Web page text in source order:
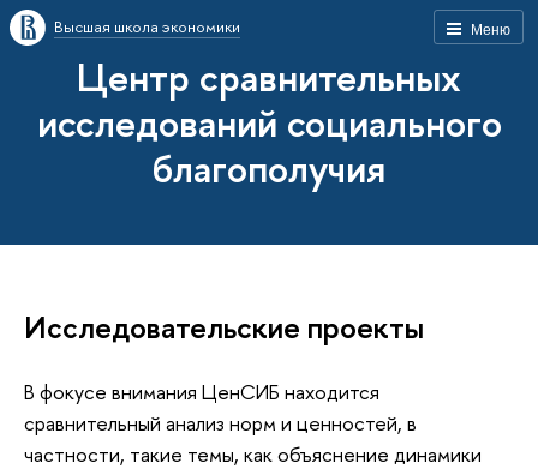
Меню
Высшая школа экономики
Центр сравнительных
исследований социального
благополучия
Исследовательские проекты
В фокусе внимания ЦенСИБ находится
сравнительный анализ норм и ценностей, в
частности, такие темы, как объяснение динамики